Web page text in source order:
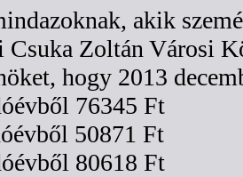
akik
Csuka Zoltán Városi
hogy 2013
76345 Ft
50871 Ft
80618 Ft